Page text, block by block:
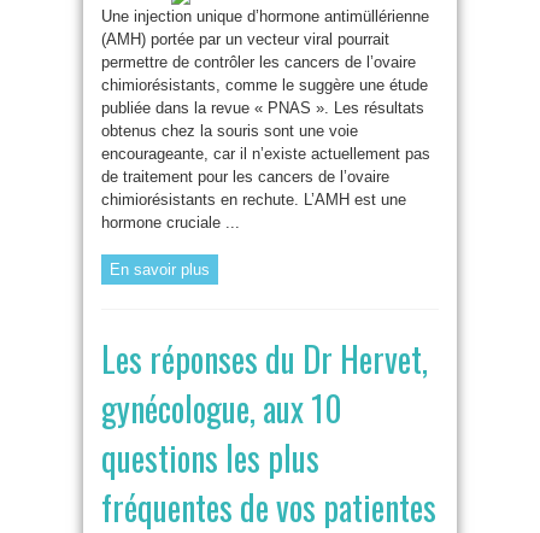
Une injection unique d’hormone antimüllérienne
(AMH) portée par un vecteur viral pourrait
permettre de contrôler les cancers de l’ovaire
chimiorésistants, comme le suggère une étude
publiée dans la revue « PNAS ». Les résultats
obtenus chez la souris sont une voie
encourageante, car il n’existe actuellement pas
de traitement pour les cancers de l’ovaire
chimiorésistants en rechute. L’AMH est une
hormone cruciale ...
En savoir plus
Les réponses du Dr Hervet,
gynécologue, aux 10
questions les plus
fréquentes de vos patientes